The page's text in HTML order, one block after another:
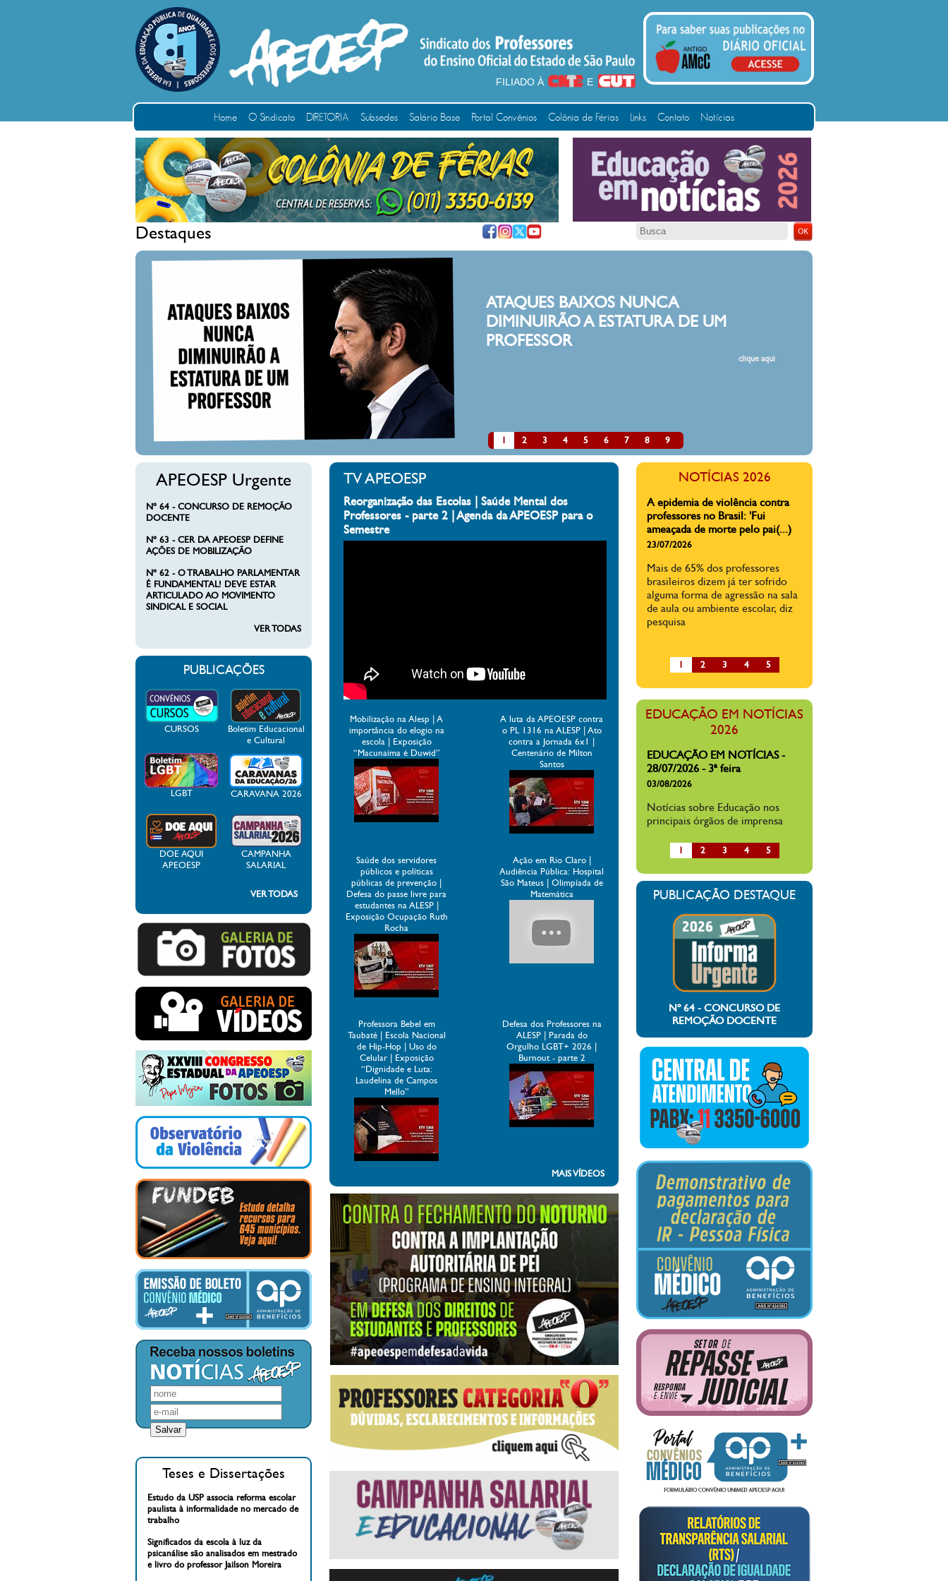
FILIADO À E
Home O Sindicato DIRETORIA Subsedes Salário Base Portal Convênios Colônia de Férias Links Contato Notícias
Destaques
1 2 3 4 5 6 7 8 9
ATAQUES BAIXOS NUNCA
DIMINUIRÃO A ESTATURA DE UM
PROFESSOR
APEOESP Urgente
Nº 64 - CONCURSO DE REMOÇÃO
DOCENTE
Nº 63 - CER DA APEOESP DEFINE
AÇÕES DE MOBILIZAÇÃO
Nº 62 - O TRABALHO PARLAMENTAR
É FUNDAMENTAL! DEVE ESTAR
ARTICULADO AO MOVIMENTO
SINDICAL E SOCIAL
VER TODAS
PUBLICAÇÕES
CURSOS
Boletim Educacional
e Cultural
LGBT CARAVANA 2026
DOE AQUI
APEOESP
CAMPANHA
SALARIAL
VER TODAS
Teses e Dissertações
Estudo da USP associa reforma escolar
paulista à informalidade no mercado de
trabalho
Significados da escola à luz da
psicanálise são analisados em mestrado
e livro do professor Jailson Moreira
TV APEOESP
Reorganização das Escolas | Saúde Mental dos
Professores - parte 2 | Agenda da APEOESP para o
Semestre
Mobilização na Alesp | A
importância do elogio na
escola | Exposição
“Macunaíma é Duwid”
A luta da APEOESP contra
o PL 1316 na ALESP | Ato
contra a Jornada 6x1 |
Centenário de Milton
Santos
Saúde dos servidores
públicos e políticas
públicas de prevenção |
Defesa do passe livre para
estudantes na ALESP |
Exposição Ocupação Ruth
Rocha
Ação em Rio Claro |
Audiência Pública: Hospital
São Mateus | Olimpíada de
Matemática
Professora Bebel em
Taubaté | Escola Nacional
de Hip-Hop | Uso do
Celular | Exposição
“Dignidade e Luta:
Laudelina de Campos
Mello”
Defesa dos Professores na
ALESP | Parada do
Orgulho LGBT+ 2026 |
Burnout - parte 2
MAIS VÍDEOS
NOTÍCIAS 2026
A epidemia de violência contra
professores no Brasil: 'Fui
ameaçada de morte pelo pai(...)
23/07/2026
brasileiros dizem já ter sofrido
de aula ou ambiente escolar, diz
A direita faz mal à educação do
A direita não abre mão de
projetos inócuos e nocivos
quando o tema é educação e
direitos de crianças e
adolescentes.
1 2 3 4 5
EDUCAÇÃO EM NOTÍCIAS
2026
28/07/2026 - 3ª feira
03/08/2026
Notícias sobre Educação nos
EDUCAÇÃO EM NOTÍCIAS -
27/07/2026 - 2ª feira
27/07/2026
Notícias sobre Educação nos
principais órgãos de imprensa
1 2 3 4 5
PUBLICAÇÃO DESTAQUE
Nº 64 - CONCURSO DE
REMOÇÃO DOCENTE